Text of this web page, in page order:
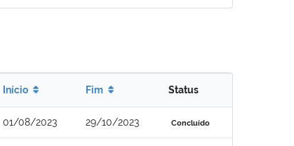
Início Fim Status
01/08/2023 29/10/2023 Concluído